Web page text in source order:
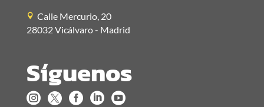
Calle Mercurio, 20
28032 Vicálvaro - Madrid
Síguenos
    